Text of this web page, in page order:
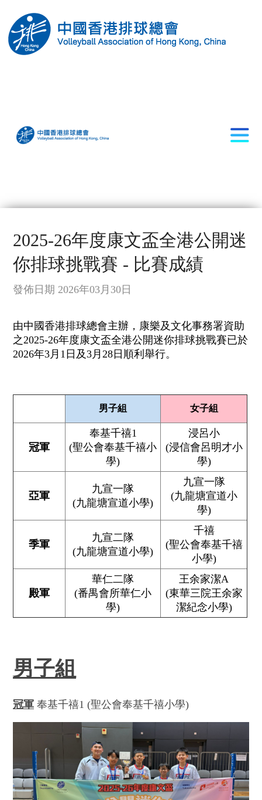
2025-26年度康文盃全港公開迷
你排球挑戰賽 - 比賽成績
發佈日期 2026年03月30日
由中國香港排球總會主辦，康樂及文化事務署資助
之2025-26年度康文盃全港公開迷你排球挑戰賽已於
2026年3月1日及3月28日順利舉行。
男子組 女子組
冠軍
奉基千禧1
(聖公會奉基千禧小
學)
浸呂小
(浸信會呂明才小
學)
亞軍
九宣一隊
(九龍塘宣道小學)
九宣一隊
(九龍塘宣道小
學)
季軍
九宣二隊
(九龍塘宣道小學)
千禧
(聖公會奉基千禧
小學)
殿軍
華仁二隊
(番禺會所華仁小
學)
王余家潔A
(東華三院王余家
潔紀念小學)
男子組
冠軍 奉基千禧1 (聖公會奉基千禧小學)